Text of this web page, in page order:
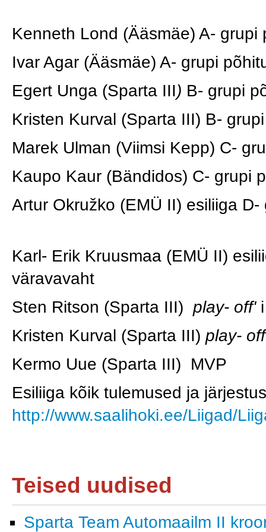
Kenneth Lond (Ääsmäe) A-
Ivar Agar (Ääsmäe) A- grupi
Egert Unga (Sparta III) B- grupi
Kristen Kurval (Sparta III) B-
Marek Ulman (Viimsi Kepp)
Kaupo Kaur (Bändidos) C- grupi
Artur Okružko (EMÜ II) esiliiga
Karl- Erik Kruusmaa (EMÜ II)
väravavaht
Sten Ritson (Sparta III) play- off'
Kristen Kurval (Sparta III) play-
Kermo Uue (Sparta III) MVP
Esiliiga kõik tulemused ja
http://www.saalihoki.ee/Liigad/
Teised uudised
Sparta Team Automaailm II